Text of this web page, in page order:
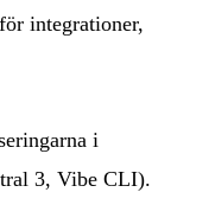
integrationer,
i
3, Vibe CLI).